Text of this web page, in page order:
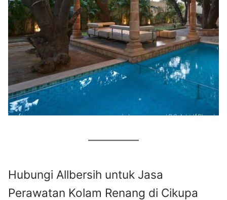
Hubungi Allbersih untuk Jasa
Perawatan Kolam Renang di Cikupa